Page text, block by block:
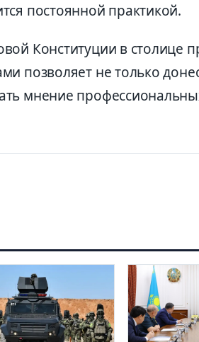
постоянной практикой.
Конституции в столице
позволяет не только
мнение